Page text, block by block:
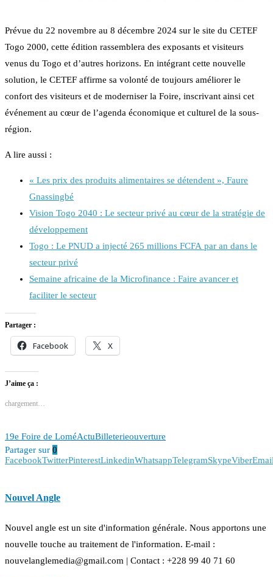
Prévue du 22 novembre au 8 décembre 2024 sur le site du CETEF
Togo 2000, cette édition rassemblera des exposants et visiteurs
venus du Togo et d’autres horizons. En intégrant cette nouvelle
solution, le CETEF affirme sa volonté de toujours améliorer le
confort des visiteurs et de moderniser la Foire, inscrivant ainsi cet
événement au cœur de l’agenda économique et culturel de la sous-
région.
A lire aussi :
« Les prix des produits alimentaires se détendent », Faure
Gnassingbé
Vision Togo 2040 : Le secteur privé au cœur de la stratégie de
développement
Togo : Le PNUD a injecté 265 millions FCFA par an dans le
secteur privé
Semaine africaine de la Microfinance : Faire avancer et
faciliter le secteur
Partager :
Facebook X
J’aime ça :
chargement…
19e Foire de LoméActuBilleterieouverture
Partager sur 0
FacebookTwitterPinterestLinkedinWhatsappTelegramSkypeViber
Nouvel Angle
Nouvel angle est un site d'information générale. Nous apportons une
nouvelle touche au traitement de l'information. E-mail :
nouvelanglemedia@gmail.com | Contact : +228 99 40 71 60